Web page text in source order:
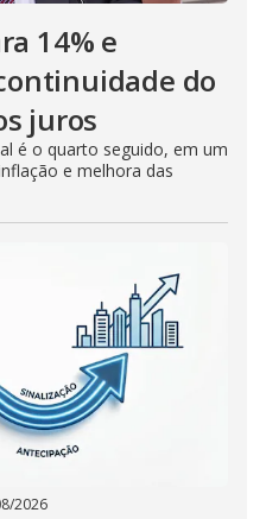
14% e
do
juros
é o quarto seguido, em um
e melhora das
2026